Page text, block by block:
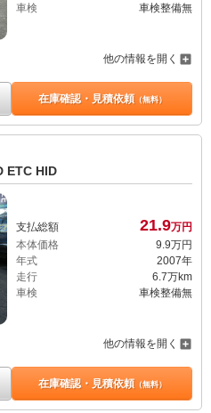
車検 車検整備無
他の情報を開く
在庫確認・見積依頼（無料）
ETC HID
支払総額 21.9万円
本体価格
9.9万円
年式
2007年
走行
6.7万km
車検
車検整備無
他の情報を開く
在庫確認・見積依頼（無料）